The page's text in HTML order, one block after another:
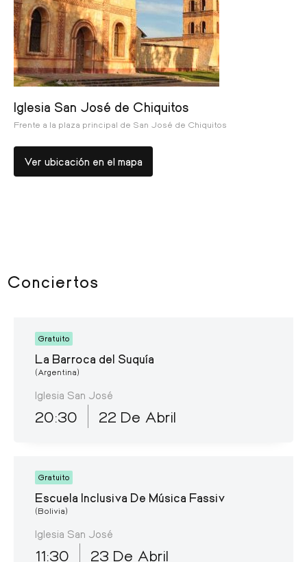
Iglesia San José de Chiquitos
Frente a la plaza principal de San José de Chiquitos
Ver ubicación en el mapa
Conciertos
Gratuito
La Barroca del Suquía
(Argentina)
Iglesia San José
20:30 22 De Abril
Gratuito
Escuela Inclusiva De Música Fassiv
(Bolivia)
Iglesia San José
11:30 23 De Abril